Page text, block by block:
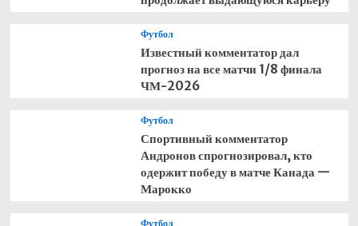
Футбол
Известный комментатор дал
прогноз на все матчи 1/8 финала
ЧМ-2026
Футбол
Спортивный комментатор
Андронов спрогнозировал, кто
одержит победу в матче Канада —
Марокко
Футбол